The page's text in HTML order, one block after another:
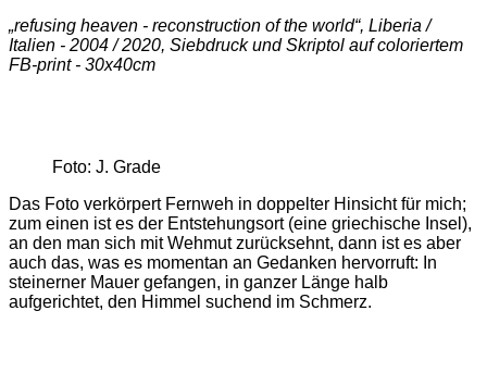
„refusing heaven - reconstruction of the world“, Liberia /
Italien - 2004 / 2020, Siebdruck und Skriptol auf coloriertem
FB-print - 30x40cm
Foto: J. Grade
Das Foto verkörpert Fernweh in doppelter Hinsicht für mich;
zum einen ist es der Entstehungsort (eine griechische Insel),
an den man sich mit Wehmut zurücksehnt, dann ist es aber
auch das, was es momentan an Gedanken hervorruft: In
steinerner Mauer gefangen, in ganzer Länge halb
aufgerichtet, den Himmel suchend im Schmerz.